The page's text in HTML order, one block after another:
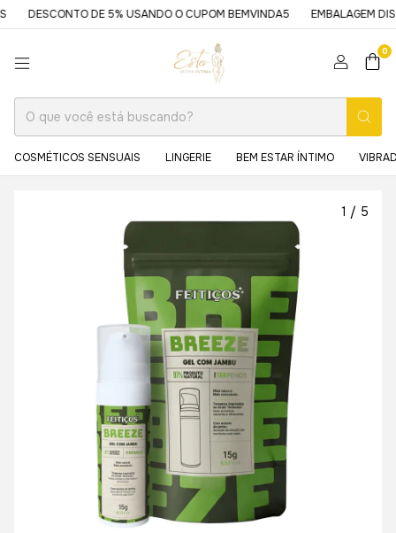
DE 5% USANDO O CUPOM BEMVINDA5 EMBALAGEM DISCRETA
0
COSMÉTICOS SENSUAIS LINGERIE BEM ESTAR ÍNTIMO
1 / 5